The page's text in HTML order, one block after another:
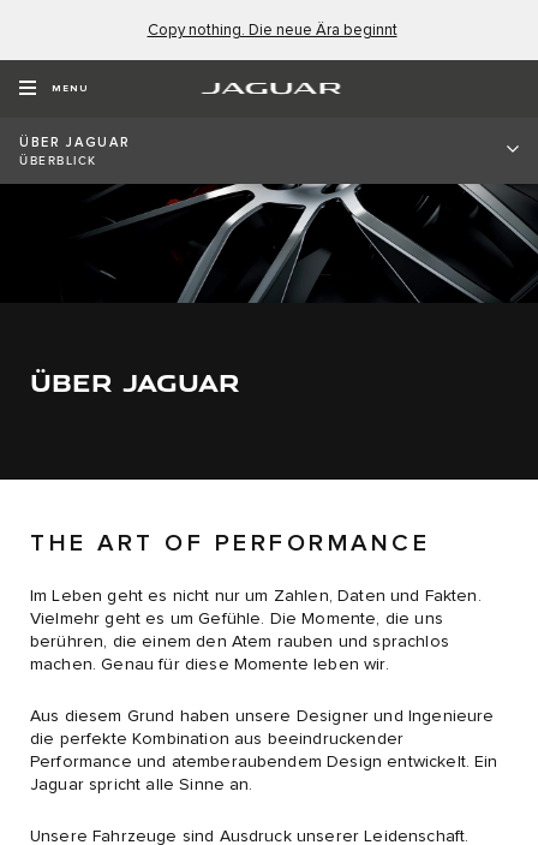
Copy nothing. Die neue Ära beginnt
MENU
ÜBER JAGUAR
ÜBERBLICK
ÜBER JAGUAR
THE ART OF PERFORMANCE
Im Leben geht es nicht nur um Zahlen, Daten und Fakten.
Vielmehr geht es um Gefühle. Die Momente, die uns
berühren, die einem den Atem rauben und sprachlos
machen. Genau für diese Momente leben wir.
Aus diesem Grund haben unsere Designer und Ingenieure
die perfekte Kombination aus beeindruckender
Performance und atemberaubendem Design entwickelt. Ein
Jaguar spricht alle Sinne an.
Unsere Fahrzeuge sind Ausdruck unserer Leidenschaft.